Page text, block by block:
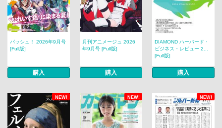
パッシュ！ 2026年9月号
[Full版]
購入
月刊アニメージュ 2026
年9月号 [Full版]
購入
DIAMOND ハーバード・
ビジネス・レビュー 2...
[Full版]
購入
NEW! NEW! NEW!